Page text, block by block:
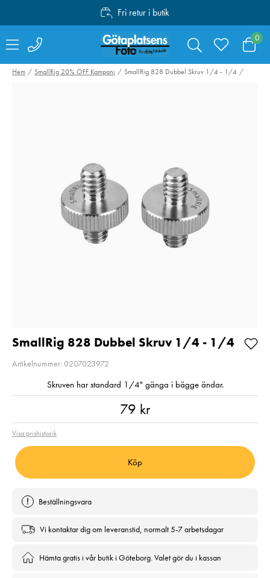
Fri retur i butik
Personlig service
Fri frakt över 1000:-
0
Hem SmallRig 20% OFF Kampanj SmallRig 828 Dubbel Skruv 1/4 - 1/4
SmallRig 828 Dubbel Skruv 1/4 - 1/4
Artikelnummer: 0207023972
Skruven har standard 1/4" gänga i bägge ändar.
79 kr
Visa prishistorik
Köp
Beställningsvara
Vi kontaktar dig om leveranstid, normalt 5-7 arbetsdagar
Hämta gratis i vår butik i Göteborg. Valet gör du i kassan